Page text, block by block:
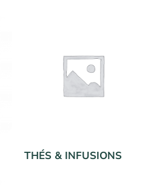
THÉS & INFUSIONS